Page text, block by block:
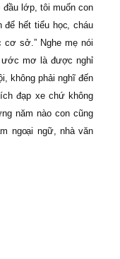
lớp, tôi muốn con
để hết tiểu học, cháu
cơ sở.” Nghe mẹ nói
ước mơ là được nghỉ
không phải nghĩ đến
đạp xe chứ không
năm nào con cũng
ngoại ngữ, nhà văn